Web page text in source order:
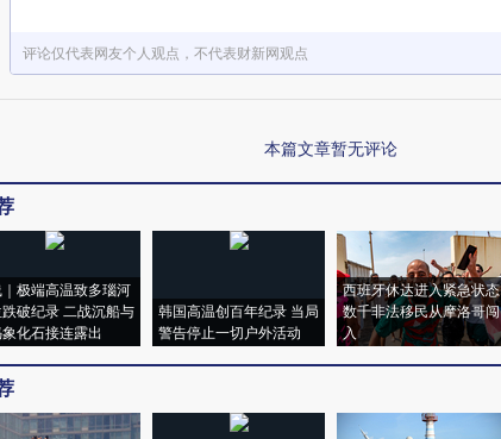
评论仅代表网友个人观点，不代表财新网观点
本篇文章暂无评论
极端高温致多瑙河
破纪录 二战沉船与
化石接连露出
韩国高温创百年纪录 当局
警告停止一切户外活动
西班牙休达进入紧急状态
数千非法移民从摩洛哥闯
入